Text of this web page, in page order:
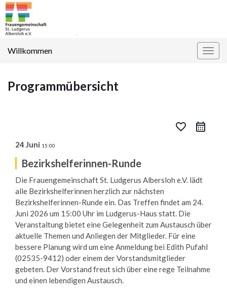
Willkommen
Programmübersicht
favorite_border
24 Juni 15:00
Bezirkshelferinnen-Runde
Die Frauengemeinschaft St. Ludgerus Albersloh e.V. lädt
alle Bezirkshelferinnen herzlich zur nächsten
Bezirkshelferinnen-Runde ein. Das Treffen findet am 24.
Juni 2026 um 15:00 Uhr im Ludgerus-Haus statt. Die
Veranstaltung bietet eine Gelegenheit zum Austausch über
aktuelle Themen und Anliegen der Mitglieder. Für eine
bessere Planung wird um eine Anmeldung bei Edith Pufahl
(02535-9412) oder einem der Vorstandsmitglieder
gebeten. Der Vorstand freut sich über eine rege Teilnahme
und einen lebendigen Austausch.